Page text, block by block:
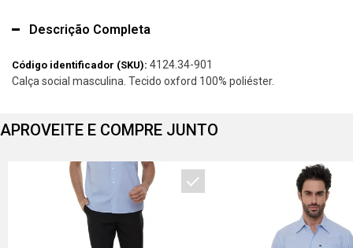
Descrição Completa
Código identificador (SKU): 4124.34-901
Calça social masculina. Tecido oxford 100% poliéster.
APROVEITE E COMPRE JUNTO